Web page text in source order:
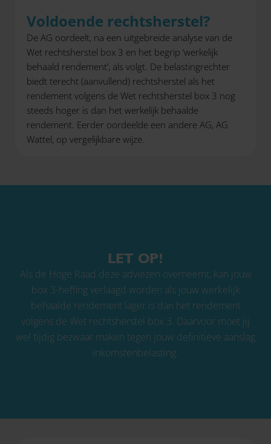
Voldoende rechtsherstel?
De AG oordeelt, na een uitgebreide analyse van de
Wet rechtsherstel box 3 en het begrip ‘werkelijk
behaald rendement’, als volgt. De belastingrechter
biedt terecht (aanvullend) rechtsherstel als het
rendement volgens de Wet rechtsherstel box 3 nog
steeds hoger is dan het werkelijk behaalde
rendement. Eerder oordeelde een andere AG, AG
Wattel, op vergelijkbare wijze.
LET OP!
Als de Hoge Raad deze adviezen overneemt, kan jouw
box 3-heffing verlaagd worden als jouw werkelijk
behaalde rendement lager is dan het rendement
volgens de Wet rechtsherstel box 3. Daarvoor moet jij
wel tijdig bezwaar maken tegen jouw definitieve aanslag
inkomstenbelasting.